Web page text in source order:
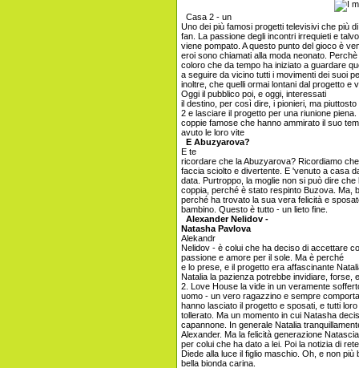
Casa 2 - un
Uno dei più famosi progetti televisivi che più
fan. La passione degli incontri irrequieti e
viene pompato. A questo punto del gioco è
eroi sono chiamati alla moda neonato.
coloro che da tempo ha iniziato a guardare
a seguire da vicino tutti i movimenti dei suoi
inoltre, che quelli ormai lontani dal progetto e
Oggi il pubblico poi, e oggi, interessati
il destino, per così dire, i pionieri, ma
2 e lasciare il progetto per una riunione
coppie famose che hanno ammirato il suo
avuto le loro vite
E Abuzyarova?
E te
ricordare che la Abuzyarova? Ricordiamo
faccia sciolto e divertente. E 'venuto a casa
data. Purtroppo, la moglie non si può dire
coppia, perché è stato respinto Buzova. Ma,
perché ha trovato la sua vera felicità e
bambino. Questo è tutto - un lieto fine.
Alexander Nelidov -
Natasha Pavlova
Alekandr
Nelidov - è colui che ha deciso di accettare
passione e amore per il sole. Ma è perché
e lo prese, e il progetto era affascinante
Natalia la pazienza potrebbe invidiare, forse,
2. Love House la vide in un veramente
uomo - un vero ragazzino e sempre
hanno lasciato il progetto e sposati, e tutti
tollerato. Ma un momento in cui Natasha
capannone. In generale Natalia
Alexander. Ma la felicità generazione
per colui che ha dato a lei. Poi la notizia di
Diede alla luce il figlio maschio. Oh, e non più
bella bionda carina.